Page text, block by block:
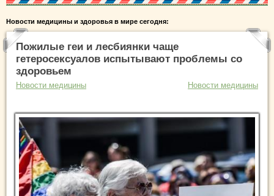
Новости медицины и здоровья в мире сегодня:
Пожилые геи и лесбиянки чаще
гетеросексуалов испытывают проблемы со
здоровьем
Новости медицины Новости медицины